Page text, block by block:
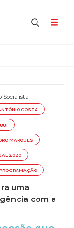
Socialista
COSTA
MARQUES
2020
uma
com a